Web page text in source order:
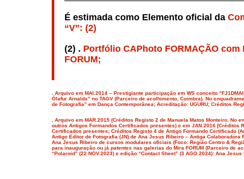
É estimada como Elemento oficial da
“V”: (2)
(2) . Portfólio CAPhoto FORMAÇÃO
FORUM;
Arquivo em MAI.2014 – Prestigiante participação em WS conceito
Ólafur Arnalds” no TAGV (Parceiro de acolhimento, Coimbra). No
de Fotografia” em Dança Contemporânea; Acreditação: UGURU; Créditos
Arquivo em MAR.2015 (Créditos Registo 2 de Manuela Matos Monteiro. No
outros Antigos Formandos Certificados presentes) e em JAN.2016 [Créditos
Certificados presentes; Créditos Registo 4 de Antigo Formando Certificado
Antigo Editor de Fotografia (JN) de Ana Jesus Ribeiro – Antiga
Ana Jesus Ribeiro de cursos modulares oficiais (Foco: Região Centro &
para inauguração ou já patentes nas galerias do Mira FORUM (Parceiro de
“Polaroid” (22 NOV.2023) e edição “Contact Sheet” (3 AGO.2024): Ana